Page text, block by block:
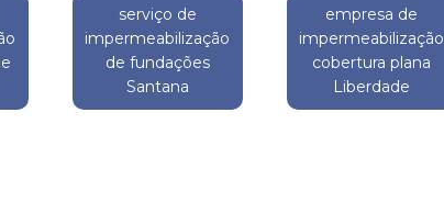
serviço de
impermeabilização
de fundações
Santana
empresa de
impermeabilização
cobertura plana
Liberdade